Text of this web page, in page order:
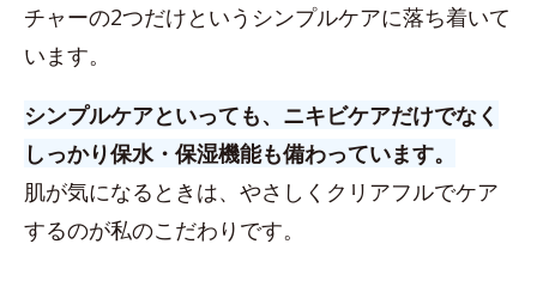
チャーの2つだけというシンプルケアに落ち着いて
います。
シンプルケアといっても、ニキビケアだけでなく
しっかり保水・保湿機能も備わっています。
肌が気になるときは、やさしくクリアフルでケア
するのが私のこだわりです。